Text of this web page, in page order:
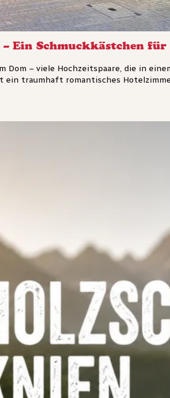
Ein Schmuckkästchen
Dom – viele Hochzeitspaare, die in
ein traumhaft romantisches